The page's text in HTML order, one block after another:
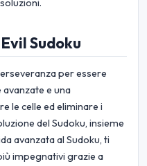
Sudoku
per essere
e una
le celle ed eliminare i
del Sudoku, insieme
avanzata al Sudoku, ti
impegnativi grazie a